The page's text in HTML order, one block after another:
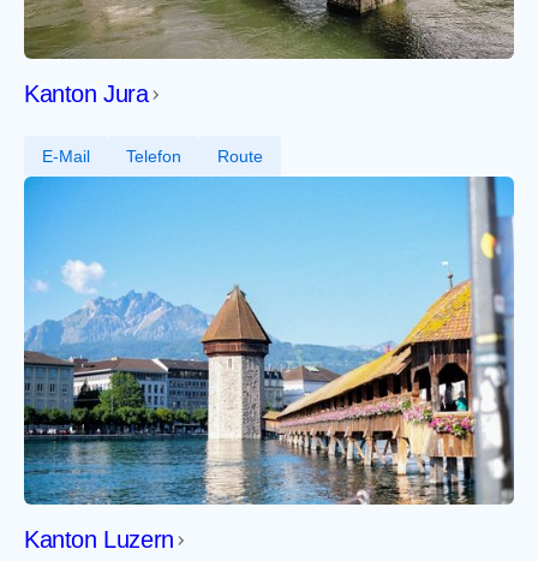
Kanton Jura
E-Mail Telefon Route
Kanton Luzern